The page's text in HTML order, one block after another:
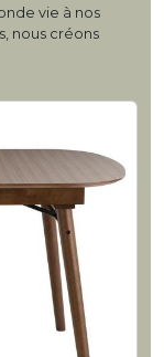
vie à nos
nous créons